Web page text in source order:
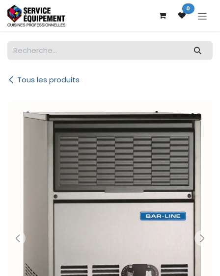
Se rendre au contenu 0
Tous les produits